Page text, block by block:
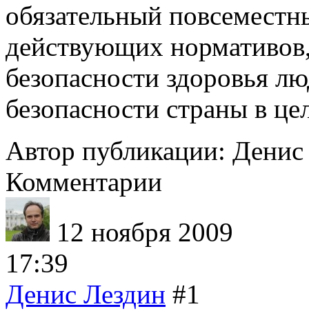
обязательный
действующих нормативов,
безопасности здоровья
безопасности страны в
Автор публикации:
Комментарии
12 ноября 2009
17:39
Денис Лездин #1